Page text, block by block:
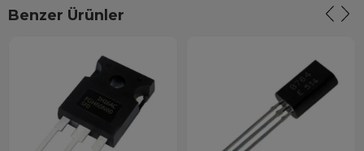
Benzer Ürünler